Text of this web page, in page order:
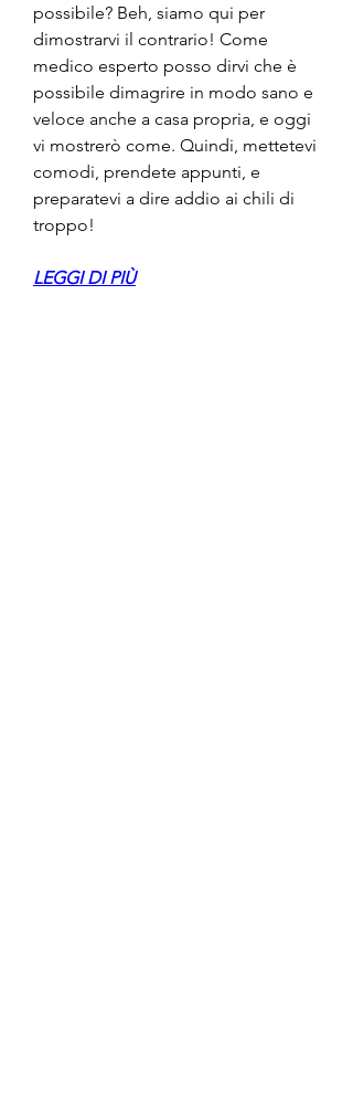
possibile? Beh, siamo qui per
dimostrarvi il contrario! Come
medico esperto posso dirvi che è
possibile dimagrire in modo sano e
veloce anche a casa propria, e oggi
vi mostrerò come. Quindi, mettetevi
comodi, prendete appunti, e
preparatevi a dire addio ai chili di
troppo!
LEGGI DI PIÙ